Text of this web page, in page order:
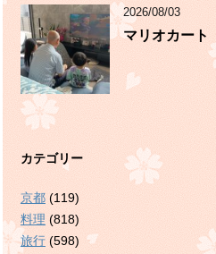
2026/08/03
マリオカート
カテゴリー
京都 (119)
料理 (818)
旅行 (598)